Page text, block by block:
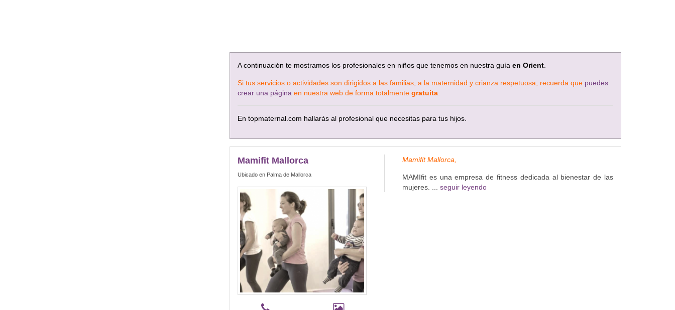
A continuación te mostramos los profesionales en niños que tenemos en nuestra guía en Orient.
Si tus servicios o actividades son dirigidos a las familias, a la maternidad y crianza respetuosa, recuerda que puedes
crear una página en nuestra web de forma totalmente gratuita.
En topmaternal.com hallarás al profesional que necesitas para tus hijos.
Mamifit Mallorca
Ubicado en Palma de Mallorca
Mamifit Mallorca,
MAMIfit es una empresa de fitness dedicada al bienestar de las
mujeres. ... seguir leyendo